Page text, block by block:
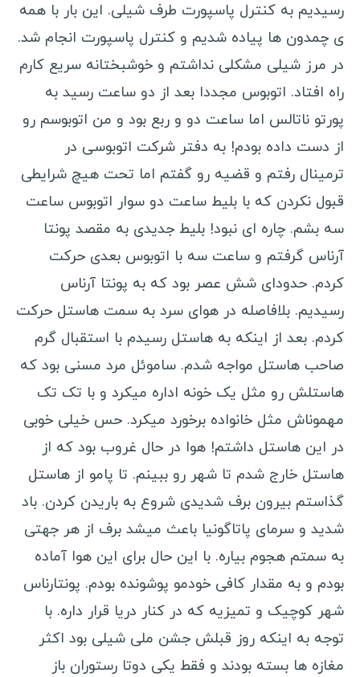
رسیدیم به کنترل پاسپورت طرف شیلی. این بار با همه
ی چمدون ها پیاده شدیم و کنترل پاسپورت انجام شد.
در مرز شیلی مشکلی نداشتم و خوشبختانه سریع کارم
راه افتاد. اتوبوس مجددا بعد از دو ساعت رسید به
پورتو ناتالس اما ساعت دو و ربع بود و من اتوبوسم رو
از دست داده بودم! به دفتر شرکت اتوبوسی در
ترمینال رفتم و قضیه رو گفتم اما تحت هیچ شرایطی
قبول نکردن که با بلیط ساعت دو سوار اتوبوس ساعت
سه بشم. چاره ای نبود! بلیط جدیدی به مقصد پونتا
آرناس گرفتم و ساعت سه با اتوبوس بعدی حرکت
کردم. حدودای شش عصر بود که به پونتا آرناس
رسیدیم. بلافاصله در هوای سرد به سمت هاستل حرکت
کردم. بعد از اینکه به هاستل رسیدم با استقبال گرم
صاحب هاستل مواجه شدم. ساموئل مرد مسنی بود که
هاستلش رو مثل یک خونه اداره میکرد و با تک تک
مهموناش مثل خانواده برخورد میکرد. حس خیلی خوبی
در این هاستل داشتم! هوا در حال غروب بود که از
هاستل خارج شدم تا شهر رو ببینم. تا پامو از هاستل
گذاستم بیرون برف شدیدی شروع به باریدن کردن. باد
شدید و سرمای پاتاگونیا باعث میشد برف از هر جهتی
به سمتم هجوم بیاره. با این حال برای این هوا آماده
بودم و به مقدار کافی خودمو پوشونده بودم. پونتارناس
شهر کوچیک و تمیزیه که در کنار دریا قرار داره. با
توجه به اینکه روز قبلش جشن ملی شیلی بود اکثر
مغازه ها بسته بودند و فقط یکی دوتا رستوران باز